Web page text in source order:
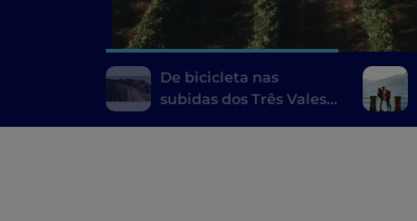
De bicicleta nas
subidas dos Três Vales